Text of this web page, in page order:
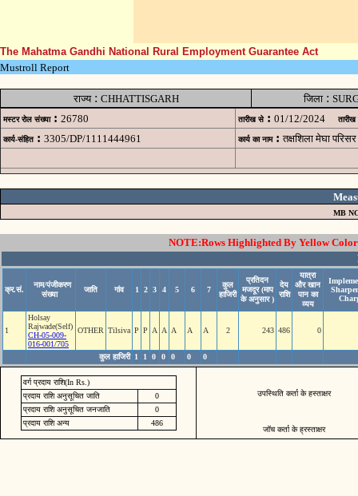
The Mahatma Gandhi National Rural Employment Guarantee Act
Mustroll Report
राज्य: CHHATTISGARH जिला :
मस्टर रोल संख्या : 26780 तारीख से : 01/12/2024 तारीख
कार्य-संहित : 3305/DP/1111444961 कार्य का नाम : तक्षशिला मेघा
MB
NOTE:Rows Highlighted By Yellow
क्र.सं.
नाम/पंजीकरण
संख्या
जाति गांव 1 2 3 4 5 6 7
कुल
हाजिरी
प्रतिदन
मजदूर (माप
के अनुसार )
देय
राशि
यात्रा
और खान
पान का
व्यय
1
Holsay
Rajwade(Self)
CH-05-009-
016-001/705
OTHER Tilsiva P P A A A A A 2 243 486 0
कुल हाजिरी 1 1 0 0 0 0 0
वर्ग प्रदाय राशि(In Rs.)
प्रदाय राशि अनुसूचित जाति
0
प्रदाय राशि अनुसूचित जनजाति
0
प्रदाय राशि अन्य
486
उपस्थिति कर्ता के हस्ताक्षर
जॉच कर्ता के ह्रस्ताक्षर